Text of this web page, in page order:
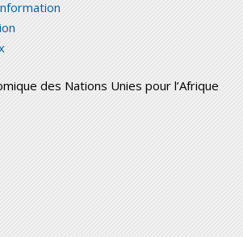
des Nations Unies pour l’Afrique